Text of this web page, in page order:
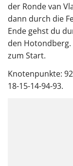
der Ronde van
dann durch die
Ende gehst du
den
zum Start.
Knotenpunkte:
18-15-14-94-93.